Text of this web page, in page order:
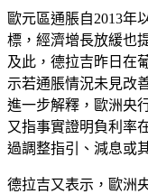
歐元區通脹自2013年
標，經濟增長放緩也
及此，德拉吉昨日在
示若通脹情況未見改
進一步解釋，歐洲央
又指事實證明負利率
過調整指引、減息或
德拉吉又表示，歐洲